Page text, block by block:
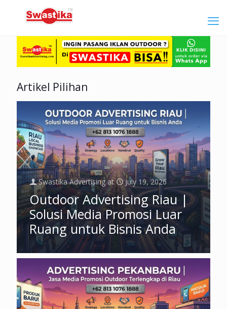
Artikel Pilihan
Swastika Advertising at July 19, 2026
Outdoor Advertising Riau |
Solusi Media Promosi Luar
Ruang untuk Bisnis Anda